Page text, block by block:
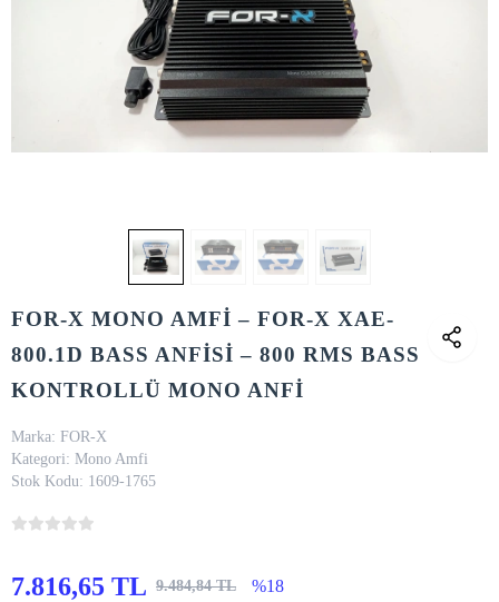
FOR-X MONO AMFİ – FOR-X XAE-
800.1D BASS ANFİSİ – 800 RMS BASS
KONTROLLÜ MONO ANFİ
Marka: FOR-X
Kategori: Mono Amfi
Stok Kodu: 1609-1765
7.816,65 TL 9.484,84 TL %18